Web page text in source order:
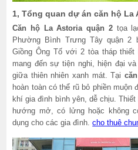
1, Tổng quan dự án căn hộ La
Căn hộ La Astoria quận 2tọa
Phường Bình Trưng Tây quận 2
Giồng Ông Tố với 2 tòa tháp thiết
mang đến sự tiện nghi, hiện đại
giữa thiên nhiên xanh mát. Tại
hoàn toàn có thể rũ bỏ phiền
khí gia đình bình yên, dễ chịu.
hướng mở, có lửng hoặc không
dụng cho các gia đình.cho thuê